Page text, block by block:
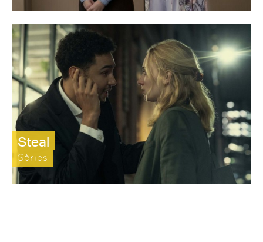
Steal
Séries